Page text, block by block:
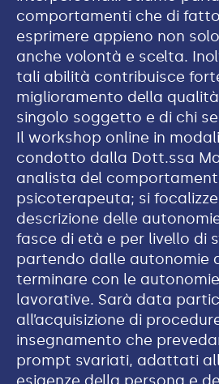
comportamenti che di
esprimere appieno non
anche volontà e scelta.
tali abilità contribuisce
miglioramento della
singolo soggetto e di chi
Il workshop online in
condotto dalla Dott.ssa
analista del
psicoterapeuta; si
descrizione delle
fasce di età e per livello di
partendo dalle autonomie
terminare con le
lavorative. Sarà data
all’acquisizione di
insegnamento che
prompt svariati, adattati